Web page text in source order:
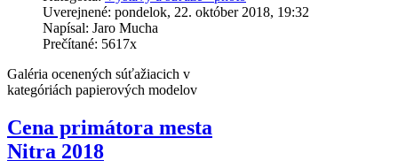
Uverejnené: pondelok, 22. október 2018, 19:32
Napísal: Jaro Mucha
Prečítané: 5617x
Galéria ocenených súťažiacich v
kategóriách papierových modelov
Cena primátora mesta
Nitra 2018